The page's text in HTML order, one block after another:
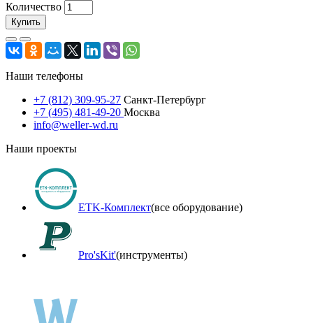
Количество
Купить
Наши телефоны
+7 (812) 309-95-27 Санкт-Петербург
+7 (495) 481-49-20 Москва
info@weller-wd.ru
Наши проекты
ETK-Комплект(все оборудование)
Pro'sKit'(инструменты)